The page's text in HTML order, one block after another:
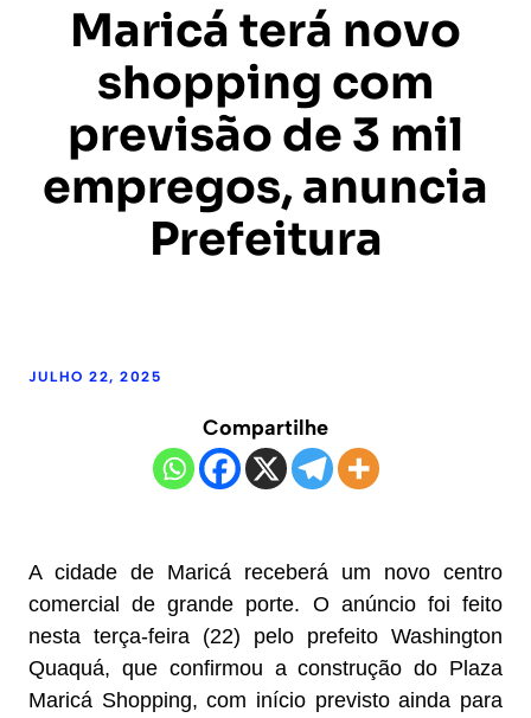
Maricá terá novo
shopping com
previsão de 3 mil
empregos, anuncia
Prefeitura
JULHO 22, 2025
Compartilhe
A cidade de Maricá receberá um novo centro
comercial de grande porte. O anúncio foi feito
nesta terça-feira (22) pelo prefeito Washington
Quaquá, que confirmou a construção do Plaza
Maricá Shopping, com início previsto ainda para